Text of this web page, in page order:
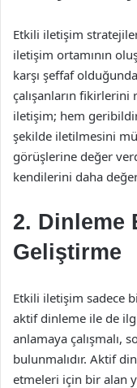
Etkili iletişim
iletişim ortamının
karşı şeffaf
çalışanların fikirlerini
iletişim; hem
şekilde iletilmesini
görüşlerine değer
kendilerini daha
2. Dinleme
Geliştirme
Etkili iletişim sadece
aktif dinleme ile de
anlamaya çalışmalı,
bulunmalıdır. Aktif
etmeleri için bir alan